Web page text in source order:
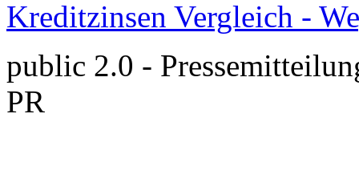
Kreditzinsen Vergleich -
public 2.0 -
PR